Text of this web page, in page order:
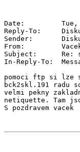
Date:         Tue, 5
Reply-To:
Sender:
From:         Vacek
Subject:      Re:
In-Reply-To:
pomoci ftp si lze
bck2skl.191 radu
velmi pekny
netiquette. Tam